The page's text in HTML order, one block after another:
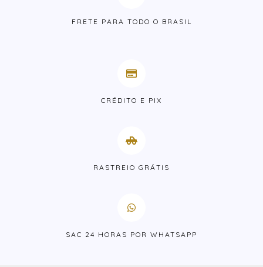
FRETE PARA TODO O BRASIL
CRÉDITO E PIX
RASTREIO GRÁTIS
SAC 24 HORAS POR WHATSAPP